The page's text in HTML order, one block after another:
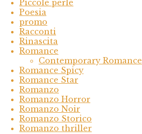
Piccole perle
Poesia
promo
Racconti
Rinascita
Romance
Contemporary Romance
Romance Spicy
Romance Star
Romanzo
Romanzo Horror
Romanzo Noir
Romanzo Storico
Romanzo thriller